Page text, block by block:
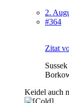
2.
#364
Zitat
Keidel auch